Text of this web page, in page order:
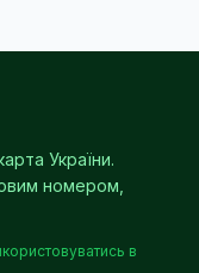
України.
номером,
в